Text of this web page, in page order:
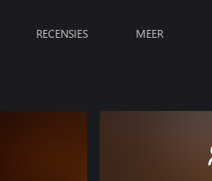
RECENSIES MEER